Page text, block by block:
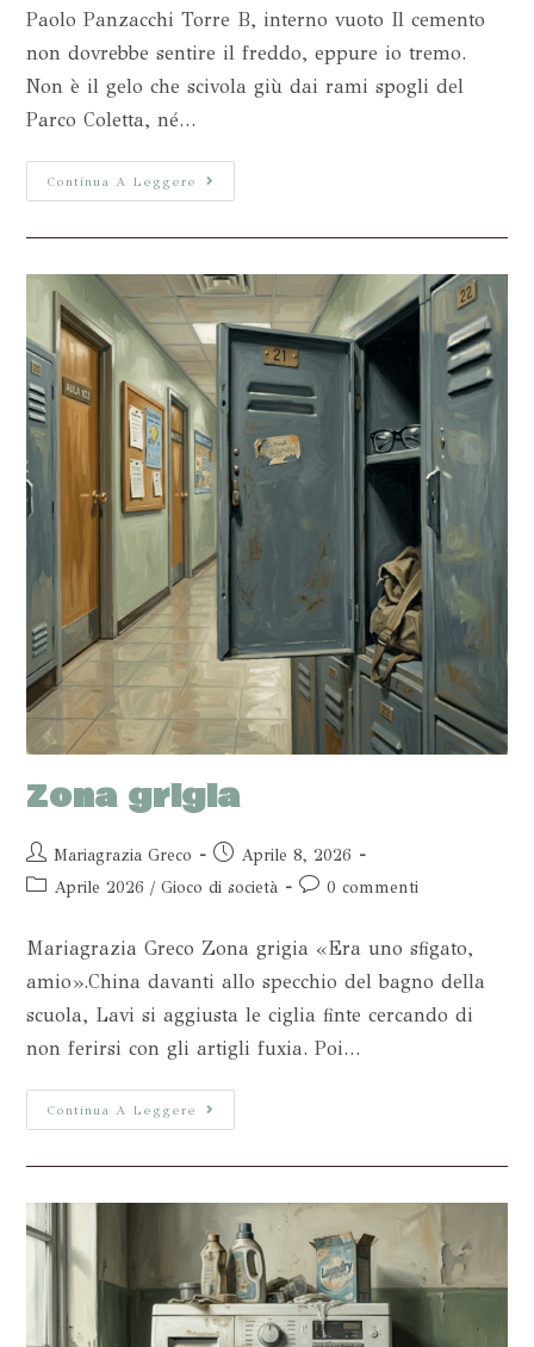
Paolo Panzacchi Torre B, interno vuoto Il cemento
non dovrebbe sentire il freddo, eppure io tremo.
Non è il gelo che scivola giù dai rami spogli del
Parco Coletta, né…
Continua A Leggere
Zona grigia
Mariagrazia Greco
Aprile 8, 2026
Aprile 2026 / Gioco di società 0 commenti
Mariagrazia Greco Zona grigia «Era uno sfigato,
amio».China davanti allo specchio del bagno della
scuola, Lavi si aggiusta le ciglia finte cercando di
non ferirsi con gli artigli fuxia. Poi…
Continua A Leggere